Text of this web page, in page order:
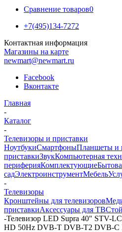
Сравнение товаров0
+7(495)134-7272
Контактная информация
Магазины на карте
newmart@newmart.ru
Facebook
Вконтакте
Главная
-
Каталог
-
Телевизоры и приставки
НоутбукиСмартфоныПланшеты и
приставкиЗвукКомпьютерная
периферияКомплектующие
садЭлектроинструментМебель
-
Телевизоры
Кронштейны для телевизоров
приставкиАксессуары для ТВ
-Телевизор LED Supra 40" STV-
HD 50Hz DVB-T DVB-T2 DVB-C